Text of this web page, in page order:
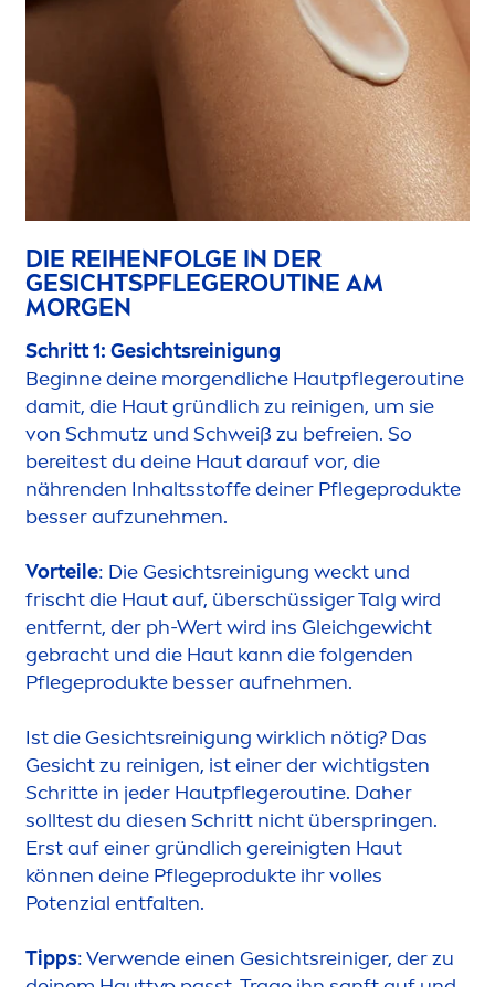
DIE REIHENFOLGE IN DER
GESICHTSPFLEGEROUTINE AM
MORGEN
Schritt 1: Gesichtsreinigung
Beginne deine morgendliche Hautpflegeroutine
damit, die Haut gründlich zu reinigen, um sie
von Schmutz und Schweiß zu befreien. So
bereitest du deine Haut darauf vor, die
nährenden Inhaltsstoffe deiner Pflegeprodukte
besser aufzunehmen.
Vorteile: Die Gesichtsreinigung weckt und
frischt die Haut auf, überschüssiger Talg wird
entfernt, der ph-Wert wird ins Gleichgewicht
gebracht und die Haut kann die folgenden
Pflegeprodukte besser aufnehmen.
Ist die Gesichtsreinigung wirklich nötig? Das
Gesicht zu reinigen, ist einer der wichtigsten
Schritte in jeder Hautpflegeroutine. Daher
solltest du diesen Schritt nicht überspringen.
Erst auf einer gründlich gereinigten Haut
können deine Pflegeprodukte ihr volles
Potenzial entfalten.
Tipps: Verwende einen Gesichtsreiniger, der zu